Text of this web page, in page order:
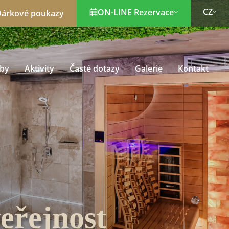
poukazy ON-LINE Rezervace CZ
Aktivity Časté dotazy Galerie Kontakt